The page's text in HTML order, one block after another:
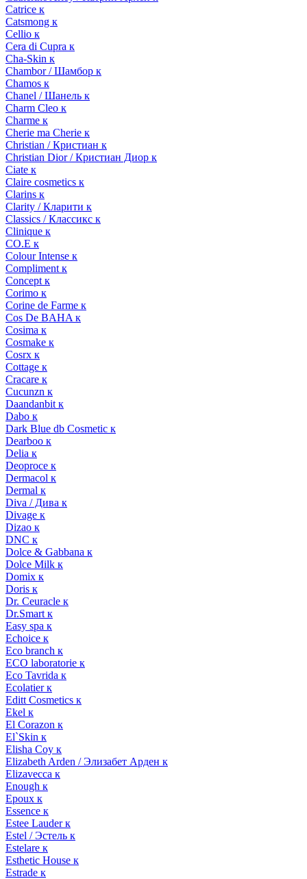
Catrice к
Catsmong к
Cellio к
Cera di Cupra к
Cha-Skin к
Chambor / Шамбор к
Chamos к
Chanel / Шанель к
Charm Cleo к
Charme к
Cherie ma Cherie к
Christian / Кристиан к
Christian Dior / Кристиан Диор к
Ciate к
Claire cosmetics к
Clarins к
Clarity / Кларити к
Classics / Классикс к
Clinique к
CO.E к
Colour Intense к
Compliment к
Concept к
Corimo к
Corine de Farme к
Cos De BAHA к
Cosima к
Cosmake к
Cosrx к
Cottage к
Cracare к
Cucunzn к
Daandanbit к
Dabo к
Dark Blue db Cosmetic к
Dearboo к
Delia к
Deoproce к
Dermacol к
Dermal к
Diva / Дива к
Divage к
Dizao к
DNC к
Dolce & Gabbana к
Dolce Milk к
Domix к
Doris к
Dr. Ceuracle к
Dr.Smart к
Easy spa к
Echoice к
Eco branch к
ECO laboratorie к
Eco Tavrida к
Ecolatier к
Editt Cosmetics к
Ekel к
El Corazon к
El`Skin к
Elisha Coy к
Elizabeth Arden / Элизабет Арден к
Elizavecca к
Enough к
Epoux к
Essence к
Estee Lauder к
Estel / Эстель к
Estelare к
Esthetic House к
Estrade к